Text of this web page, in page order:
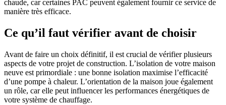
chaude, car certaines PAC peuvent également fournir ce service de
manière très efficace.
Ce qu’il faut vérifier avant de choisir
Avant de faire un choix définitif, il est crucial de vérifier plusieurs
aspects de votre projet de construction. L’isolation de votre maison
neuve est primordiale : une bonne isolation maximise l’efficacité
d’une pompe à chaleur. L’orientation de la maison joue également
un rôle, car elle peut influencer les performances énergétiques de
votre système de chauffage.